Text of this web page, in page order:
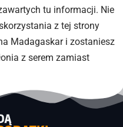
tu informacji. Nie
z tej strony
Madagaskar i zostaniesz
z serem zamiast